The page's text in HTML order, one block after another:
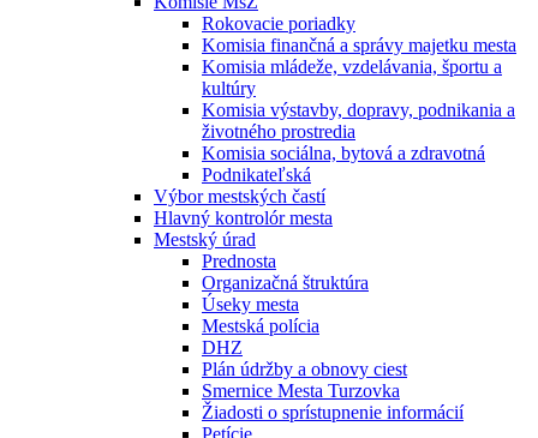
Rokovacie poriadky
Komisia finančná a správy majetku mesta
Komisia mládeže, vzdelávania, športu a
kultúry
Komisia výstavby, dopravy, podnikania a
životného prostredia
Komisia sociálna, bytová a zdravotná
Podnikateľská
Výbor mestských častí
Hlavný kontrolór mesta
Mestský úrad
Prednosta
Organizačná štruktúra
Úseky mesta
Mestská polícia
DHZ
Plán údržby a obnovy ciest
Smernice Mesta Turzovka
Žiadosti o sprístupnenie informácií
Petície